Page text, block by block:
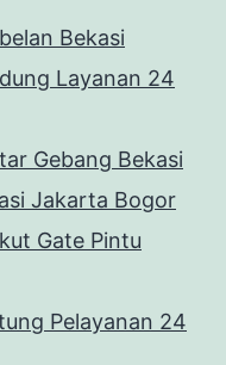
Bekasi
Layanan 24
Gebang Bekasi
Jakarta Bogor
Gate Pintu
Pelayanan 24